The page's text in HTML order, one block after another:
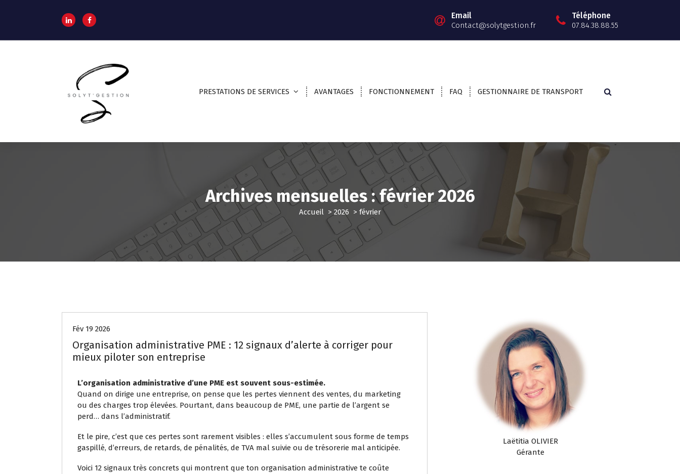
Email
Contact@solytgestion.fr
Téléphone
07.84.38.88.55
PRESTATIONS DE SERVICES AVANTAGES FONCTIONNEMENT FAQ GESTIONNAIRE DE TRANSPORT
Archives mensuelles : février 2026
Accueil > 2026 > février
Fév 19 2026
Organisation administrative PME : 12 signaux d’alerte à corriger pour
mieux piloter son entreprise
L’organisation administrative d’une PME est souvent sous-estimée.
Quand on dirige une entreprise, on pense que les pertes viennent des ventes, du marketing
ou des charges trop élevées. Pourtant, dans beaucoup de PME, une partie de l’argent se
perd… dans l’administratif.
Et le pire, c’est que ces pertes sont rarement visibles : elles s’accumulent sous forme de temps
gaspillé, d’erreurs, de retards, de pénalités, de TVA mal suivie ou de trésorerie mal anticipée.
Voici 12 signaux très concrets qui montrent que ton organisation administrative te coûte
Laëtitia OLIVIER
Gérante